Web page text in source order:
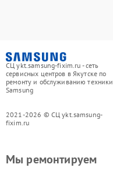
СЦ ykt.samsung-fixim.ru - сеть
сервисных центров в Якутске по
ремонту и обслуживанию техники
Samsung
2021-2026 © СЦ ykt.samsung-
fixim.ru
Мы ремонтируем